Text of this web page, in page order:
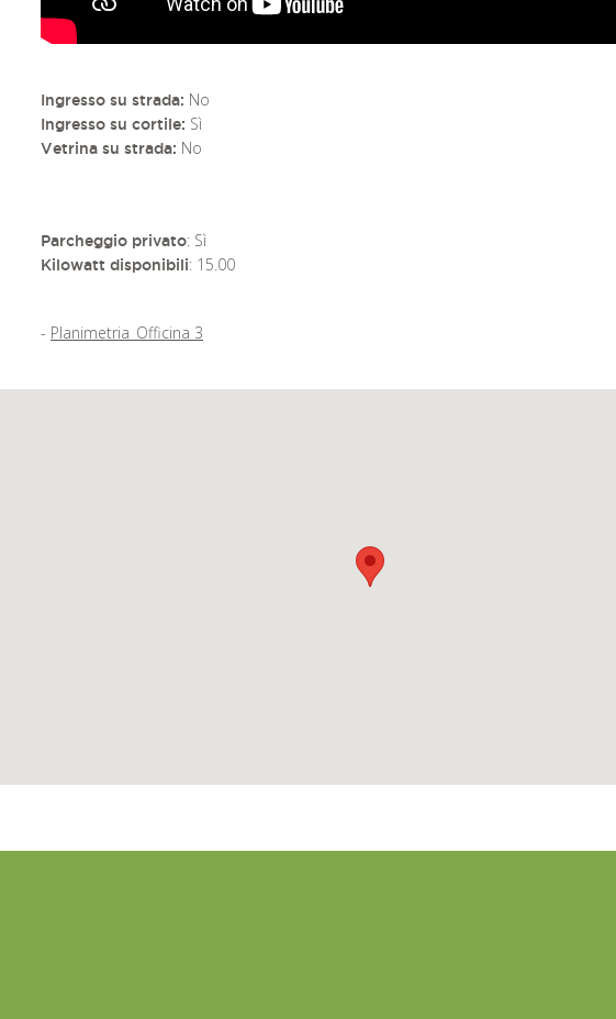
Ingresso su strada: No
Ingresso su cortile: Sì
Vetrina su strada: No
Parcheggio privato: Sì
Kilowatt disponibili: 15.00
- Planimetria_Officina 3